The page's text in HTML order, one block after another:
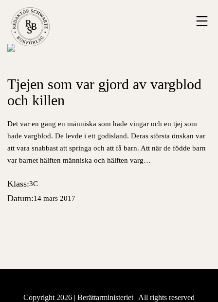
Hoppa
innehåll
Redaktör
Schwartz
Bokförlag
Tjejen som var gjord av vargblod
och killen
Det var en gång en människa som hade vingar och en tjej som
hade vargblod. De levde i ett godisland. Deras största önskan var
att vara snabbast att springa och att få barn. Att när de födde barn
var barnet hälften människa och hälften varg…
Klass:3C
Datum:14 mars 2017
Copyright 2026 | Berättarministeriet | All rights reserved